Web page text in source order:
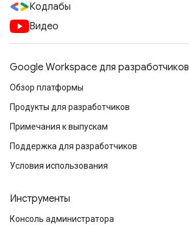
Кодлабы
Видео
Google Workspace для разработчиков
Обзор платформы
Продукты для разработчиков
Примечания к выпускам
Поддержка для разработчиков
Условия использования
Инструменты
Консоль администратора